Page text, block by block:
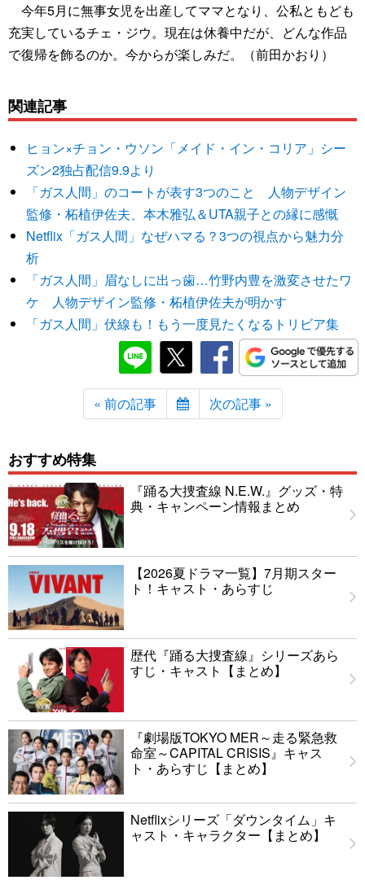
今年5月に無事女児を出産してママとなり、公私ともども
充実しているチェ・ジウ。現在は休養中だが、どんな作品
で復帰を飾るのか。今からが楽しみだ。（前田かおり）
関連記事
ヒョン×チョン・ウソン「メイド・イン・コリア」シー
ズン2独占配信9.9より
「ガス人間」のコートが表す3つのこと 人物デザイン
監修・柘植伊佐夫、本木雅弘＆UTA親子との縁に感慨
Netflix「ガス人間」なぜハマる？3つの視点から魅力分
析
「ガス人間」眉なしに出っ歯…竹野内豊を激変させたワ
ケ 人物デザイン監修・柘植伊佐夫が明かす
「ガス人間」伏線も！もう一度見たくなるトリビア集
« 前の記事 次の記事 »
おすすめ特集
『踊る大捜査線 N.E.W.』グッズ・特
典・キャンペーン情報まとめ
【2026夏ドラマ一覧】7月期スター
ト！キャスト・あらすじ
歴代『踊る大捜査線』シリーズあら
すじ・キャスト【まとめ】
『劇場版TOKYO MER～走る緊急救
命室～CAPITAL CRISIS』キャス
ト・あらすじ【まとめ】
Netflixシリーズ「ダウンタイム」キ
ャスト・キャラクター【まとめ】